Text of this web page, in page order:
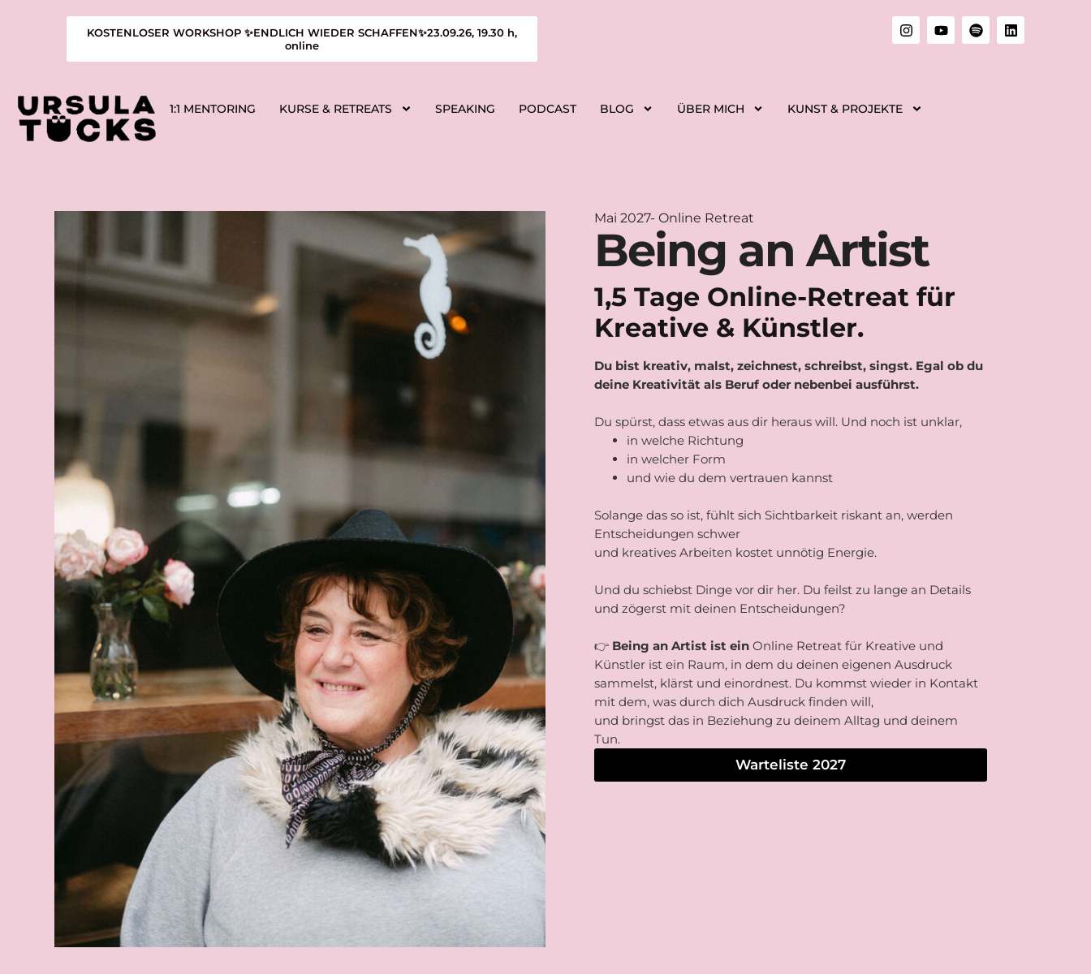
KOSTENLOSER WORKSHOP ✨ENDLICH WIEDER SCHAFFEN✨23.09.26, 19.30 h,
online
1:1 MENTORING KURSE & RETREATS SPEAKING PODCAST BLOG ÜBER MICH KUNST & PROJEKTE
Mai 2027- Online Retreat
Being an Artist
1,5 Tage Online-Retreat für
Kreative & Künstler.
Du bist kreativ, malst, zeichnest, schreibst, singst. Egal ob du
deine Kreativität als Beruf oder nebenbei ausführst.
Du spürst, dass etwas aus dir heraus will. Und noch ist unklar,
in welche Richtung
in welcher Form
und wie du dem vertrauen kannst
Solange das so ist, fühlt sich Sichtbarkeit riskant an, werden
Entscheidungen schwer
und kreatives Arbeiten kostet unnötig Energie.
Und du schiebst Dinge vor dir her. Du feilst zu lange an Details
und zögerst mit deinen Entscheidungen?
👉 Being an Artist ist ein Online Retreat für Kreative und
Künstler ist ein Raum, in dem du deinen eigenen Ausdruck
sammelst, klärst und einordnest. Du kommst wieder in Kontakt
mit dem, was durch dich Ausdruck finden will,
und bringst das in Beziehung zu deinem Alltag und deinem
Tun.
Warteliste 2027